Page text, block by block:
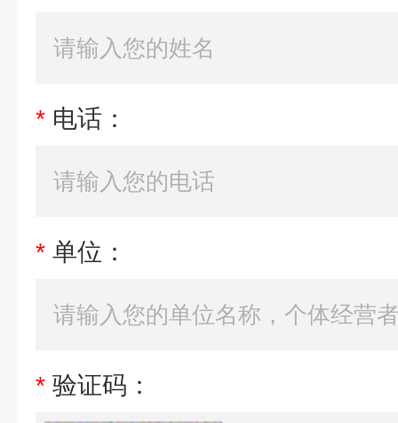
* 电话：
* 单位：
* 验证码：